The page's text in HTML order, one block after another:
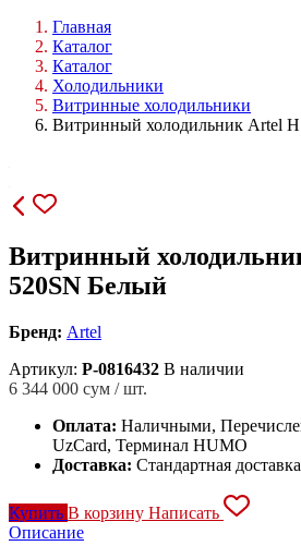
Главная
Каталог
Каталог
Холодильники
Витринные холодильники
Витринный холодильник Artel
Витринный
520SN Белый
Бренд: Artel
Артикул: P-0816432 В наличии
6 344 000 сум / шт.
Оплата: Наличными,
UzCard, Терминал HUMO
Доставка: Стандартная
Купить В корзину Написать
Описание